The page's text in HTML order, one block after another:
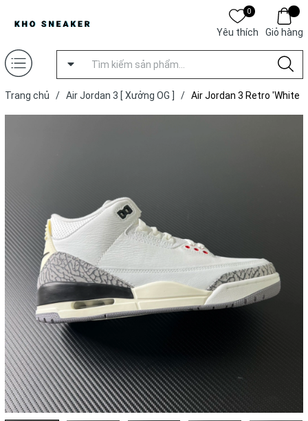
0
Yêu thích Giỏ hàng
Trang chủ / Air Jordan 3 [ Xưởng OG ] / Air Jordan 3 Retro 'White